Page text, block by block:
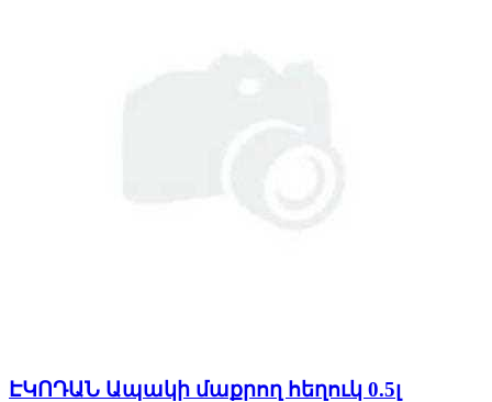
ԷԿՈԴԱՆ Ապակի մաքրող հեղուկ 0.5լ